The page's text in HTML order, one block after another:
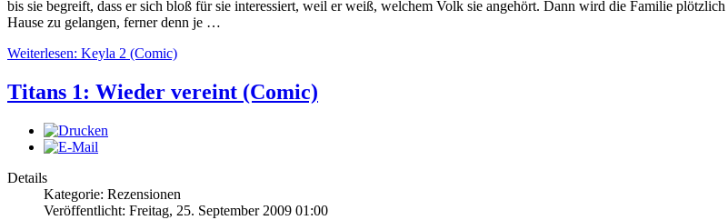
bis sie begreift, dass er sich bloß für sie interessiert, weil er weiß, welchem Volk sie angehört. Dann wird die Familie
Hause zu gelangen, ferner denn je …
Weiterlesen: Keyla 2 (Comic)
Titans 1: Wieder vereint (Comic)
Details
Kategorie: Rezensionen
Veröffentlicht: Freitag, 25. September 2009 01:00